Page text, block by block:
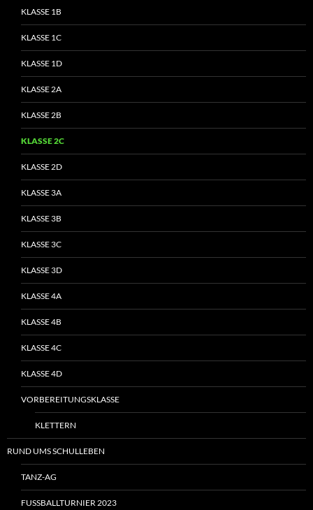
KLASSE 1B
KLASSE 1C
KLASSE 1D
KLASSE 2A
KLASSE 2B
KLASSE 2C
KLASSE 2D
KLASSE 3A
KLASSE 3B
KLASSE 3C
KLASSE 3D
KLASSE 4A
KLASSE 4B
KLASSE 4C
KLASSE 4D
VORBEREITUNGSKLASSE
KLETTERN
RUND UMS SCHULLEBEN
TANZ-AG
FUSSBALLTURNIER 2023